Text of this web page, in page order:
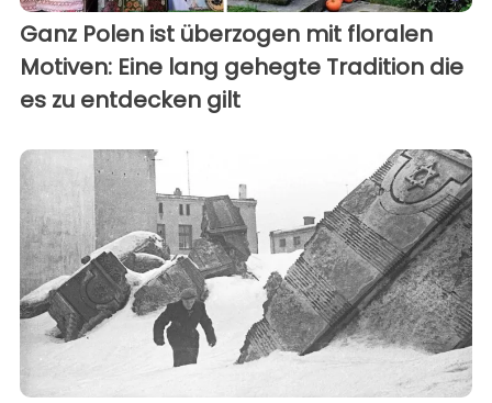
Ganz Polen ist überzogen mit floralen
Motiven: Eine lang gehegte Tradition die
es zu entdecken gilt